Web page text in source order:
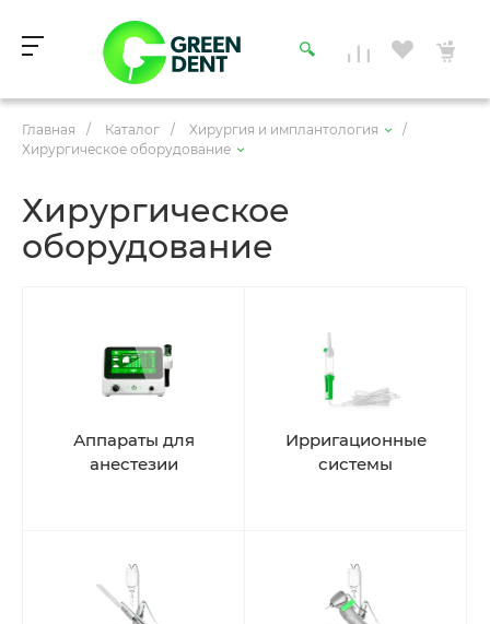
Главная / Каталог / Хирургия и имплантология
/
Хирургическое оборудование
Хирургическое
оборудование
Аппараты для
анестезии
Ирригационные
системы